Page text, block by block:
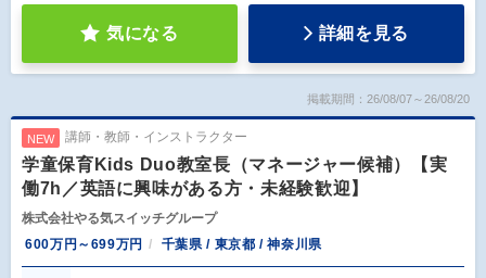
気になる 詳細を見る
掲載期間：26/08/07～26/08/20
NEW 講師・教師・インストラクター
学童保育Kids Duo教室長（マネージャー候補）【実
働7h／英語に興味がある方・未経験歓迎】
株式会社やる気スイッチグループ
600万円～699万円
千葉県 / 東京都 / 神奈川県